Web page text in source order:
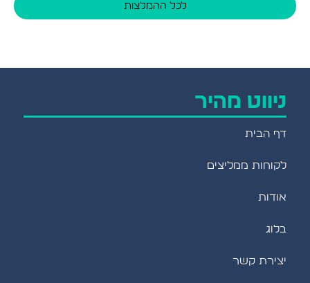
לכל ההמלצות
ניווט מהיר
דף הבית
לקוחות ממליצים
אודות
בלוג
יצירת קשר